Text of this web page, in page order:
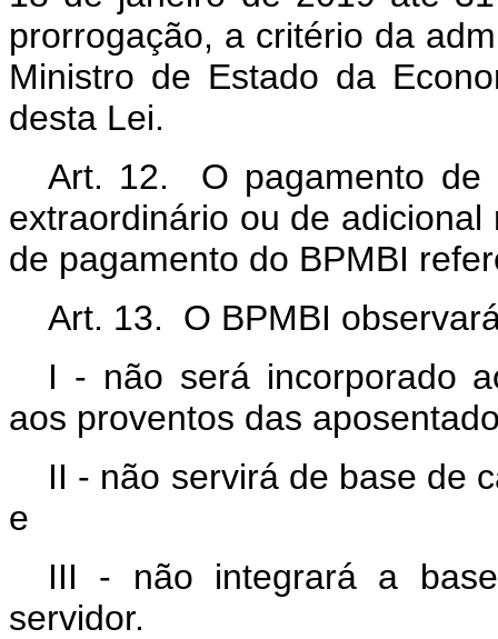
prorrogação, a critério da
Ministro de Estado da
desta Lei.
Art. 12. O pagamento de
extraordinário ou de
de pagamento do BPMBI
Art. 13. O BPMBI
I - não será incorporado
aos proventos das
II - não servirá de base de
e
III - não integrará a
servidor.